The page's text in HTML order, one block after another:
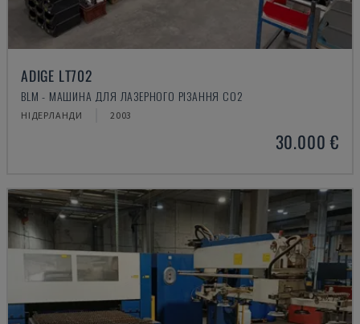
ADIGE LT702
BLM - МАШИНА ДЛЯ ЛАЗЕРНОГО РІЗАННЯ CO2
НІДЕРЛАНДИ 2003
30.000 €